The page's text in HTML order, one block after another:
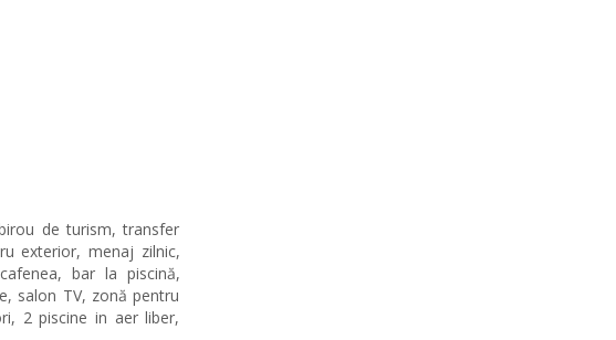
de turism, transfer
exterior, menaj zilnic,
bar la piscină,
salon TV, zonă pentru
2 piscine in aer liber,